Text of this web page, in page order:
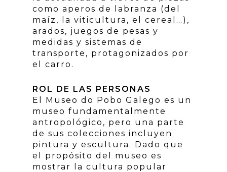
como aperos de labranza (del
maíz, la viticultura, el cereal…),
arados, juegos de pesas y
medidas y sistemas de
transporte, protagonizados por
el carro.
ROL DE LAS PERSONAS
El Museo do Pobo Galego es un
museo fundamentalmente
antropológico, pero una parte
de sus colecciones incluyen
pintura y escultura. Dado que
el propósito del museo es
mostrar la cultura popular